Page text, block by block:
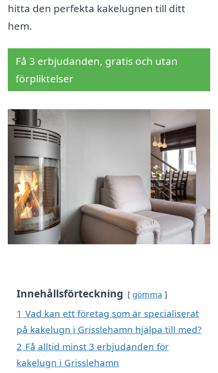
hitta den perfekta kakelugnen till ditt
hem.
Få 3 erbjudanden, gratis och utan
förpliktelser
Innehållsförteckning gömma
1 Vad kan ett företag som är specialiserat
på kakelugn i Grisslehamn hjälpa till med?
2 Få alltid minst 3 erbjudanden för
kakelugn i Grisslehamn